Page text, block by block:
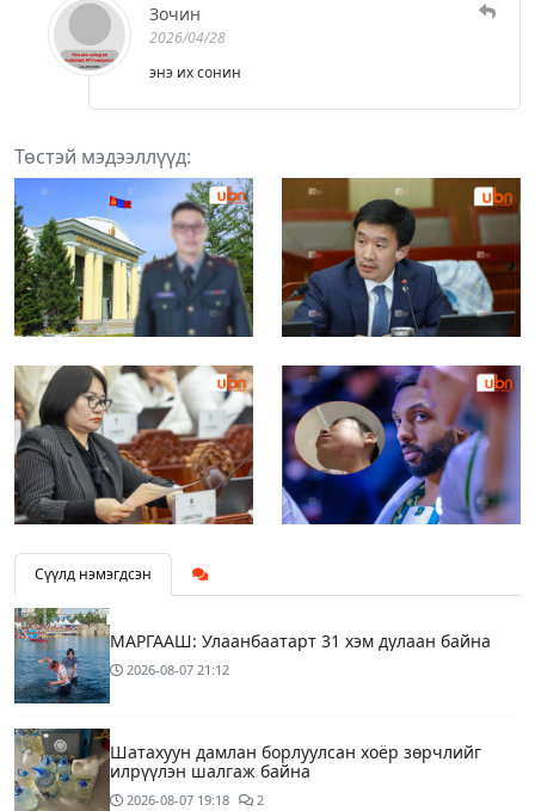
Зочин
2026/04/28
энэ их сонин
Төстэй мэдээллүүд:
Сүүлд нэмэгдсэн
МАРГААШ: Улаанбаатарт 31 хэм дулаан байна
2026-08-07 21:12
Шатахуун дамлан борлуулсан хоёр зөрчлийг
илрүүлэн шалгаж байна
2026-08-07 19:18 2